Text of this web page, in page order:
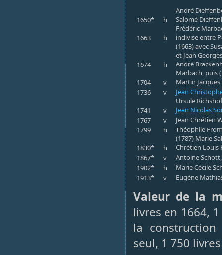
André
1650*
h
Salomé
Frédéric
1663
h
indivise entre
(1663) avec
et Jean
1674
h
André
Marbach, puis
1704
v
Martin
1736
v
Jean
Ursule
1741
v
Jean Nicolas
1767
v
Jean Chrétien
1799
h
Théophile
(1787) Marie
1830*
h
Chrétien Louis
1867*
v
Antoine
1902*
h
Marie Cécile
1913*
v Eugène
Valeur de la
livres en 1664,
la
seul, 1 750